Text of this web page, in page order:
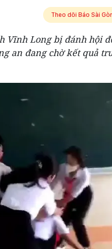
Theo dõi Báo Sài
Vĩnh Long bị đánh hội
an đang chờ kết quả